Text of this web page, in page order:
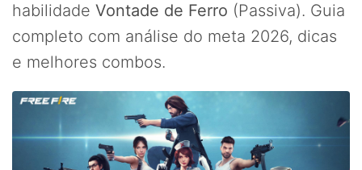
habilidade Vontade de Ferro (Passiva). Guia
completo com análise do meta 2026, dicas
e melhores combos.